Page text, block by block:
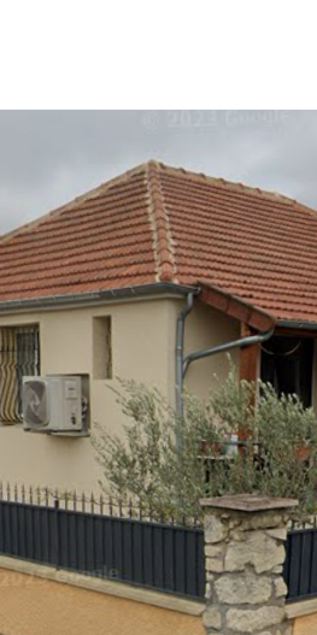
VOIR LE BIEN